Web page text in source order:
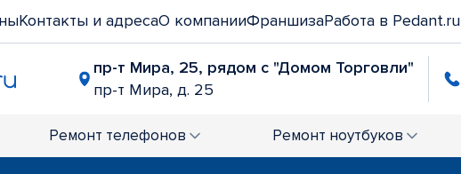
Контакты и адресаО компанииФраншизаРабота в Pedant.ru
пр-т Мира, 25, рядом с "Домом Торговли"
пр-т Мира, д. 25
Ремонт телефонов Ремонт ноутбуков